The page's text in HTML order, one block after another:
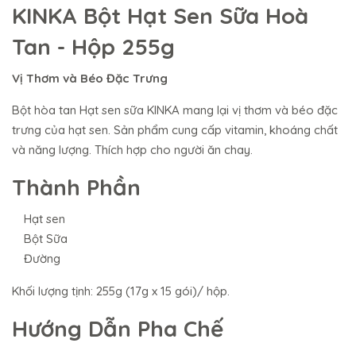
KINKA Bột Hạt Sen Sữa Hoà
Tan - Hộp 255g
Vị Thơm và Béo Đặc Trưng
Bột hòa tan Hạt sen sữa KINKA mang lại vị thơm và béo đặc
trưng của hạt sen. Sản phẩm cung cấp vitamin, khoáng chất
và năng lượng. Thích hợp cho người ăn chay.
Thành Phần
Hạt sen
Bột Sữa
Đường
Khối lượng tịnh: 255g (17g x 15 gói)/ hộp.
Hướng Dẫn Pha Chế